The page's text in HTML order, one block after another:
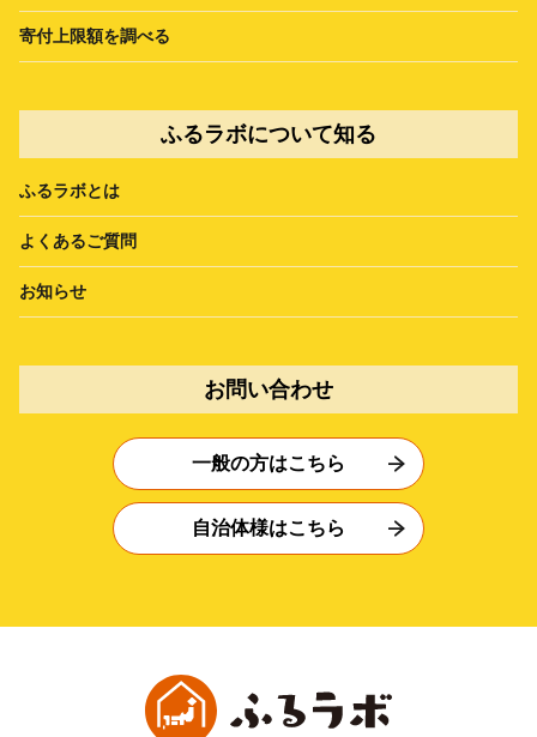
寄付上限額を調べる
ふるラボについて知る
ふるラボとは
よくあるご質問
お知らせ
お問い合わせ
一般の方はこちら
自治体様はこちら